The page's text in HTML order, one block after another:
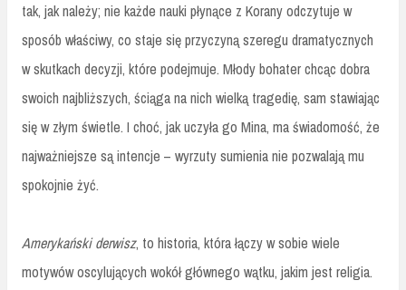
tak, jak należy; nie każde nauki płynące z Korany odczytuje w
sposób właściwy, co staje się przyczyną szeregu dramatycznych
w skutkach decyzji, które podejmuje. Młody bohater chcąc dobra
swoich najbliższych, ściąga na nich wielką tragedię, sam stawiając
się w złym świetle. I choć, jak uczyła go Mina, ma świadomość, że
najważniejsze są intencje – wyrzuty sumienia nie pozwalają mu
spokojnie żyć.
Amerykański derwisz, to historia, która łączy w sobie wiele
motywów oscylujących wokół głównego wątku, jakim jest religia.